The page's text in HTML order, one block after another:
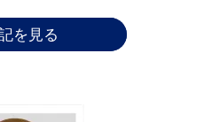
を見る